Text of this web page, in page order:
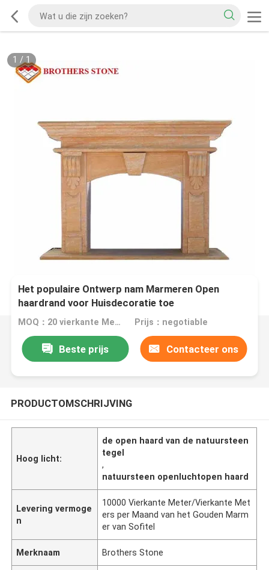
1 /1
Het populaire Ontwerp nam Marmeren Open
haardrand voor Huisdecoratie toe
MOQ：20 vierkante Meter/Vierkant Prijs：negotiable
Beste prijs Contacteer ons
PRODUCTOMSCHRIJVING
Hoog licht:
de open haard van de natuursteen
tegel
,
natuursteen openluchtopen haard
Levering vermoge
n
10000 Vierkante Meter/Vierkante Met
ers per Maand van het Gouden Marm
er van Sofitel
Merknaam Brothers Stone